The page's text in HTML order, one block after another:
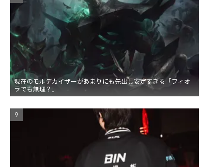
現在のモルデカイザーがあまりにも先出し安定すぎる「フィオ
ラでも無理？」